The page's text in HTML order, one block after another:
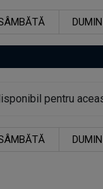
pentru